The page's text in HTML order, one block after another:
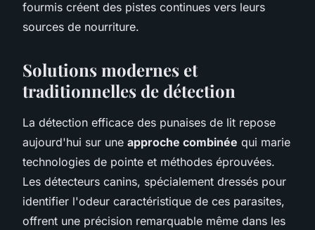
fourmis créent des pistes continues vers leurs
sources de nourriture.
Solutions modernes et
traditionnelles de détection
La détection efficace des punaises de lit repose
aujourd'hui sur une approche combinée qui marie
technologies de pointe et méthodes éprouvées.
Les détecteurs canins, spécialement dressés pour
identifier l'odeur caractéristique de ces parasites,
offrent une précision remarquable même dans les